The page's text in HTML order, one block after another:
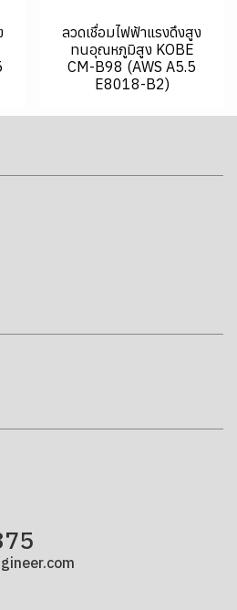
ลวดเชื่อมไฟฟ้าแรงดึงสูง
ทนอุณหภูมิสูง KOBE
CM-B98 (AWS A5.5
E8018-B2)